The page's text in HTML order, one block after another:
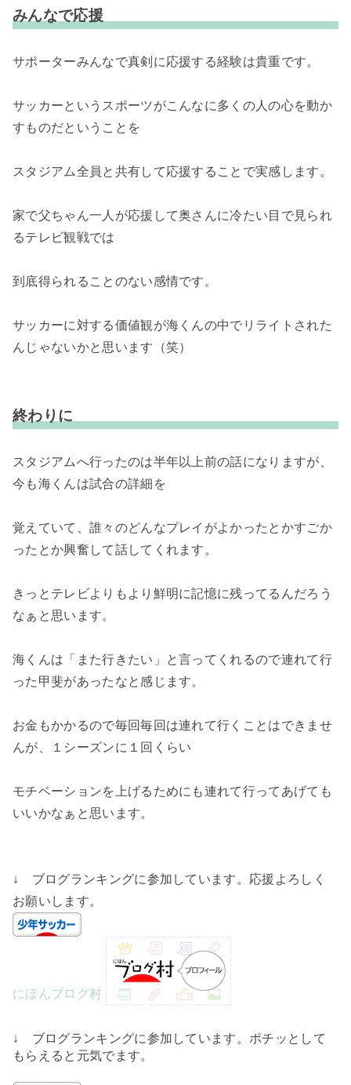
みんなで応援
サポーターみんなで真剣に応援する経験は貴重です。
サッカーというスポーツがこんなに多くの人の心を動か
すものだということを
スタジアム全員と共有して応援することで実感します。
家で父ちゃん一人が応援して奥さんに冷たい目で見られ
るテレビ観戦では
到底得られることのない感情です。
サッカーに対する価値観が海くんの中でリライトされた
んじゃないかと思います（笑）
終わりに
スタジアムへ行ったのは半年以上前の話になりますが、
今も海くんは試合の詳細を
覚えていて、誰々のどんなプレイがよかったとかすごか
ったとか興奮して話してくれます。
きっとテレビよりもより鮮明に記憶に残ってるんだろう
なぁと思います。
海くんは「また行きたい」と言ってくれるので連れて行
った甲斐があったなと感じます。
お金もかかるので毎回毎回は連れて行くことはできませ
んが、１シーズンに１回くらい
モチベーションを上げるためにも連れて行ってあげても
いいかなぁと思います。
↓ ブログランキングに参加しています。応援よろしく
お願いします。
にほんブログ村
↓ ブログランキングに参加しています。ポチッとして
もらえると元気でます。